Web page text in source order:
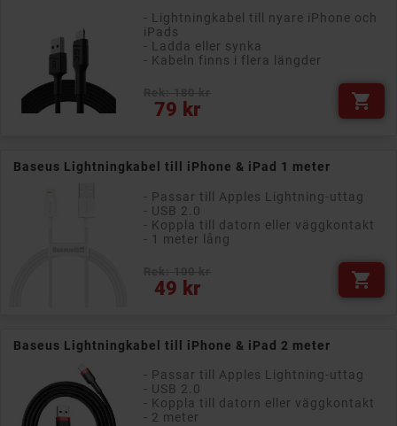
- Lightningkabel till nyare iPhone och
iPads
- Ladda eller synka
- Kabeln finns i flera längder
79 kr
Pris 
Baseus Lightningkabel till iPhone & iPad 1 meter
- Passar till Apples Lightning-uttag
- USB 2.0
- Koppla till datorn eller väggkontakt
- 1 meter lång
49 kr
Pris 
Baseus Lightningkabel till iPhone & iPad 2 meter
- Passar till Apples Lightning-uttag
- USB 2.0
- Koppla till datorn eller väggkontakt
- 2 meter